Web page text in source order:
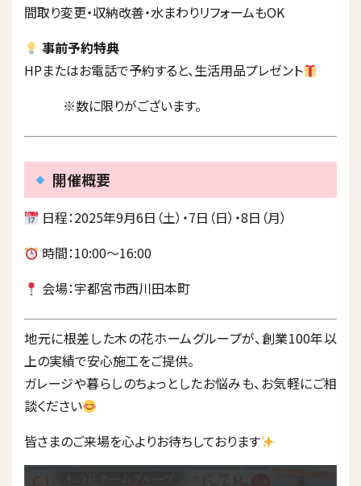
間取り変更・収納改善・水まわりリフォームもOK
事前予約特典
HPまたはお電話で予約すると、生活用品プレゼント
※数に限りがございます。
開催概要
日程：2025年9月6日（土）・7日（日）・8日（月）
時間：10:00～16:00
会場：宇都宮市西川田本町
地元に根差した木の花ホームグループが、創業100年以
上の実績で安心施工をご提供。
ガレージや暮らしのちょっとしたお悩みも、お気軽にご相
談ください
皆さまのご来場を心よりお待ちしております